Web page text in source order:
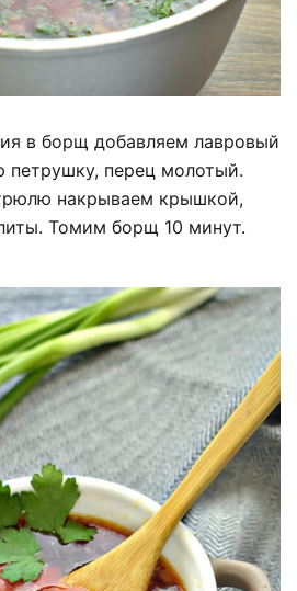
в борщ добавляем лавровый
петрушку, перец молотый.
накрываем крышкой,
Томим борщ 10 минут.